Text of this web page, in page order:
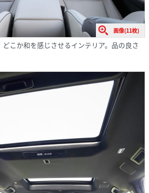
画像(11枚)
こか和を感じさせるインテリア。品の良さ